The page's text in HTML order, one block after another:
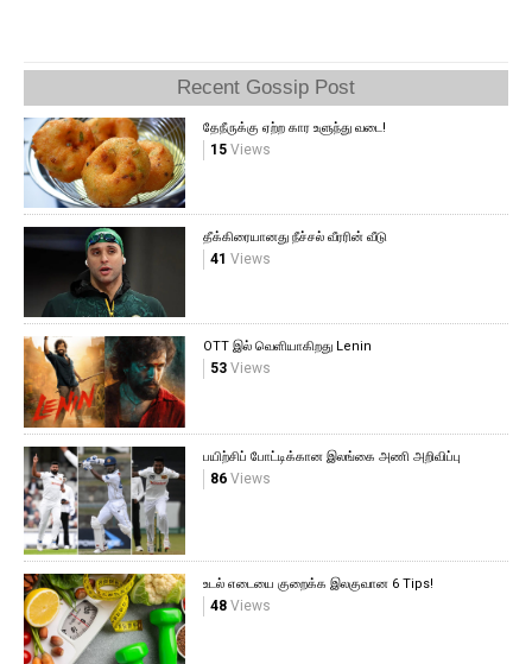
Recent Gossip Post
தேநீருக்கு ஏற்ற கார உளுந்து வடை!
15Views
தீக்கிரையானது நீச்சல் வீரரின் வீடு
41 Views
OTT இல் வெளியாகிறது Lenin
53Views
பயிற்சிப் போட்டிக்கான இலங்கை அணி அறிவிப்பு
86Views
உடல் எடையை குறைக்க இலகுவான 6 Tips!
48Views